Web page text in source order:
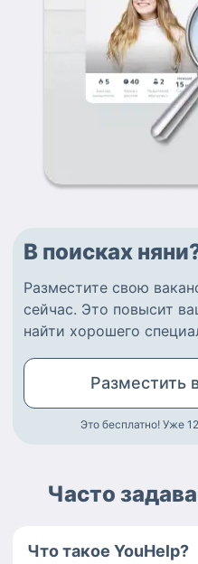
В поисках
Разместите свою
сейчас. Это повысит
найти хорошего
Разместить
Это бесплатно! Уже
Часто
Что такое YouHelp?